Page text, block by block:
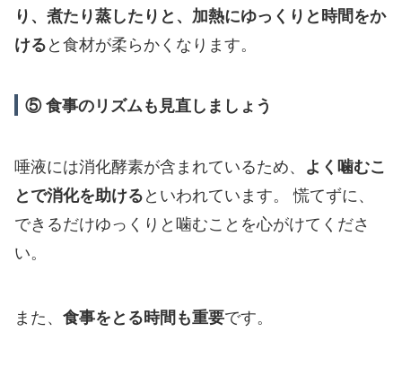
り、煮たり蒸したりと、加熱にゆっくりと時間をか
けると食材が柔らかくなります。
⑤ 食事のリズムも見直しましょう
唾液には消化酵素が含まれているため、 よく噛むこ
とで消化を助けるといわれています。 慌てずに、
できるだけゆっくりと噛むことを心がけてくださ
い。
また、 食事をとる時間も重要です。